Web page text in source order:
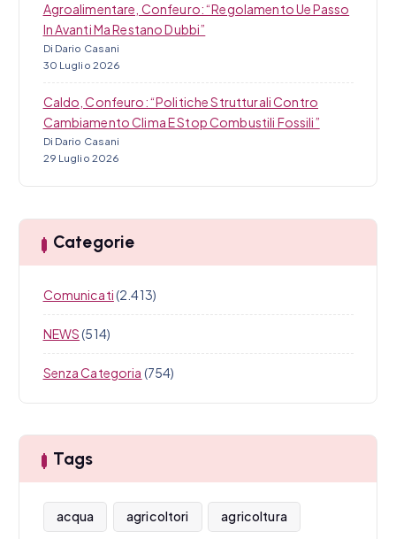
Agroalimentare, Confeuro: “Regolamento Ue Passo
In Avanti Ma Restano Dubbi”
Di Dario Casani
30 Luglio 2026
Caldo, Confeuro: “Politiche Strutturali Contro
Cambiamento Clima E Stop Combustili Fossili”
Di Dario Casani
29 Luglio 2026
Categorie
Comunicati(2.413)
NEWS(514)
Senza Categoria (754)
Tags
acqua agricoltori agricoltura